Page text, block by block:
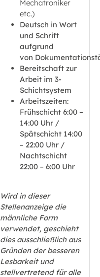
Mechatroniker
etc.)
Deutsch in Wort
und Schrift
aufgrund
von
Bereitschaft zur
Arbeit im 3-
Schichtsystem
Arbeitszeiten:
Frühschicht 6:00 –
14:00 Uhr /
Spätschicht 14:00
– 22:00 Uhr /
Nachtschicht
22:00 – 6:00 Uhr
Wird in dieser
Stellenanzeige die
männliche Form
verwendet, geschieht
dies ausschließlich aus
Gründen der besseren
Lesbarkeit und
stellvertretend für alle